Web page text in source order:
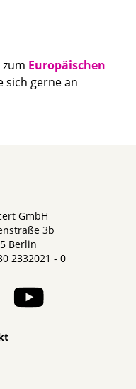
Europäischen
sich gerne an
GmbH
3b
Berlin
2332021 - 0